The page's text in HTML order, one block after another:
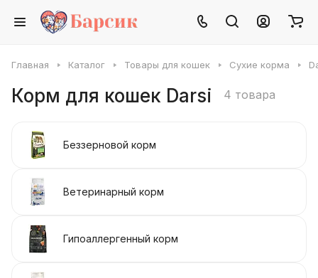
Главная Каталог Товары для кошек Сухие корма
Корм для кошек Darsi 4 товара
Беззерновой корм
Ветеринарный корм
Гипоаллергенный корм